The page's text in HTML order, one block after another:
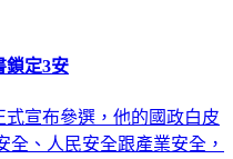
定3安
式宣布參選，他的國政白皮
、人民安全跟產業安全，